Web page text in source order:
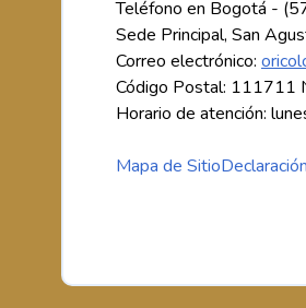
Teléfono en Bogotá -
Sede Principal, San
Correo electrónico:
Código Postal: 111711
Horario de atención:
Mapa de Sitio